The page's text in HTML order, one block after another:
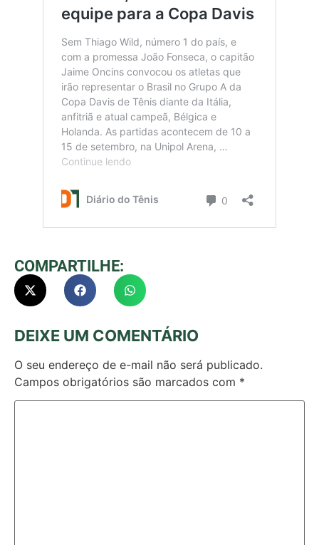
COMPARTILHE:
DEIXE UM COMENTÁRIO
O seu endereço de e-mail não será publicado.
Campos obrigatórios são marcados com *